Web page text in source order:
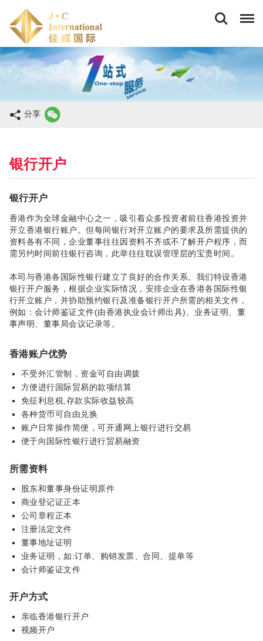
成
国
际
商
务
公
分享
银行开户
银行开户
香港作为全球金融中心之一，吸引着众多投资者前往香港投资并
开立香港银行账户。但每间银行对开立账户的要求及所需提供的
资料各有不同，企业董事往往因资料不齐或不了解开户程序，而
需另约时间前往银行咨询，此举往往耽误管理层的宝贵时间。
本司与香港各国际性银行建立了良好的合作关系。我们特设香港
银行开户服务，根据企业实际情况，安排企业在香港各国际性银
行开立账户，并协助预约银行及准备银行开户所需的相关文件，
例如：会计师鉴证文件(由香港执业会计师出具)、业务证明、董
事声明、董事局会议记录等。
香港账户优势
不受外汇管制，资金可自由调拨
方便进行国际贸易的款项结算
免征利息税,存款实际收益较高
各种货币可自由兑换
账户日常操作简便，可开通网上银行进行交易
便于向国际性银行进行贸易融资
所需资料
股东和董事身份证明原件
商业登记证正本
公司章程正本
注册法定文件
董事地址证明
业务证明，如:订单、购销发票、合同、提单等
会计师鉴证文件
开户方式
亲临香港银行开户
视频开户